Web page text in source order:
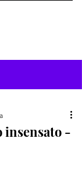
insensato -
estrelas.